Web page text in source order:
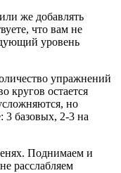
же добавлять
что вам не
уровень
упражнений
кругов остается
но
3 базовых, 2-3 на
Поднимаем и
расслабляем